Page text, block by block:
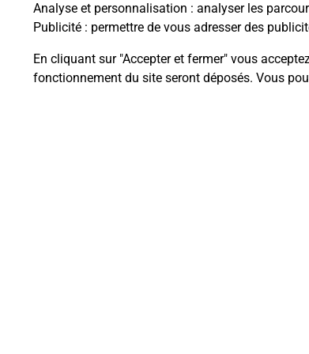
Analyse et personnalisation : analyser les
Publicité : permettre de vous adresser des
En cliquant sur "Accepter et fermer" vous
fonctionnement du site seront déposés. Vous
Questions